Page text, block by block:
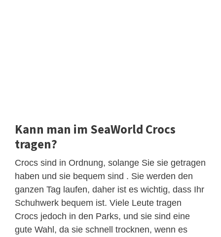
Kann man im SeaWorld Crocs
tragen?
Crocs sind in Ordnung, solange Sie sie getragen
haben und sie bequem sind . Sie werden den
ganzen Tag laufen, daher ist es wichtig, dass Ihr
Schuhwerk bequem ist. Viele Leute tragen
Crocs jedoch in den Parks, und sie sind eine
gute Wahl, da sie schnell trocknen, wenn es